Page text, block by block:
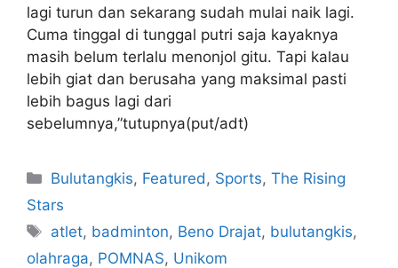
lagi turun dan sekarang sudah mulai naik lagi.
Cuma tinggal di tunggal putri saja kayaknya
masih belum terlalu menonjol gitu. Tapi kalau
lebih giat dan berusaha yang maksimal pasti
lebih bagus lagi dari
sebelumnya,”tutupnya(put/adt)
Bulutangkis, Featured , Sports,The Rising
Stars
atlet, badminton, Beno Drajat, bulutangkis,
olahraga, POMNAS, Unikom